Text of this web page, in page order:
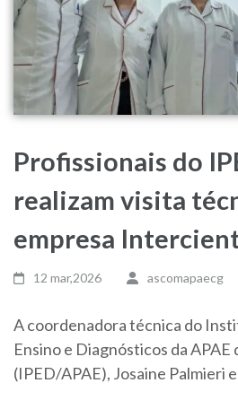
Profissionais do
realizam visita
empresa
12 mar,2026 ascomapaecg
A coordenadora técnica do
Ensino e Diagnósticos da APAE
(IPED/APAE), Josaine Palmieri